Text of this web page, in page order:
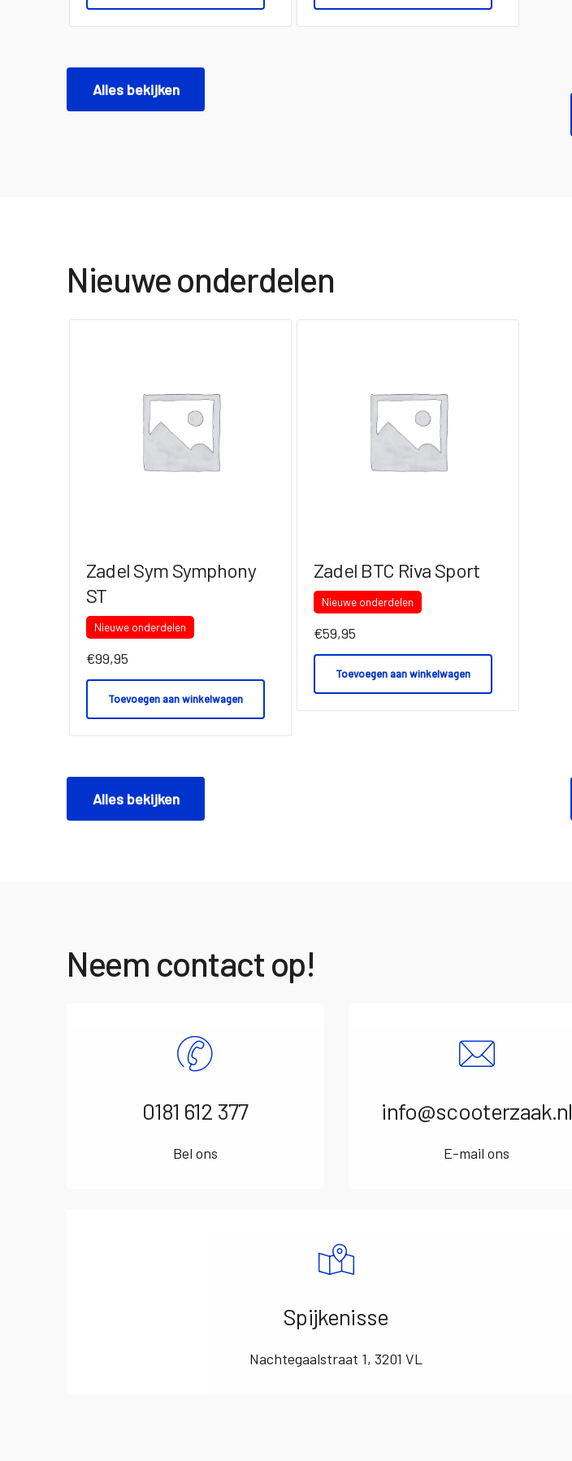
Alles bekijken
Nieuwe onderdelen
Zadel Sym Symphony
ST
Nieuwe onderdelen
€99,95
Toevoegen aan winkelwagen
Zadel BTC Riva Sport
Nieuwe onderdelen
€59,95
Toevoegen aan winkelwagen
Alles bekijken
Neem contact op!
0181 612 377
Bel ons
info@scooterzaak.nl
E-mail ons
Spijkenisse
Nachtegaalstraat 1, 3201 VL